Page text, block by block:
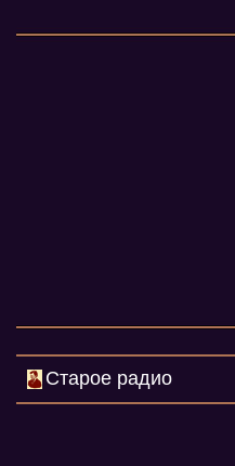
Старое радио